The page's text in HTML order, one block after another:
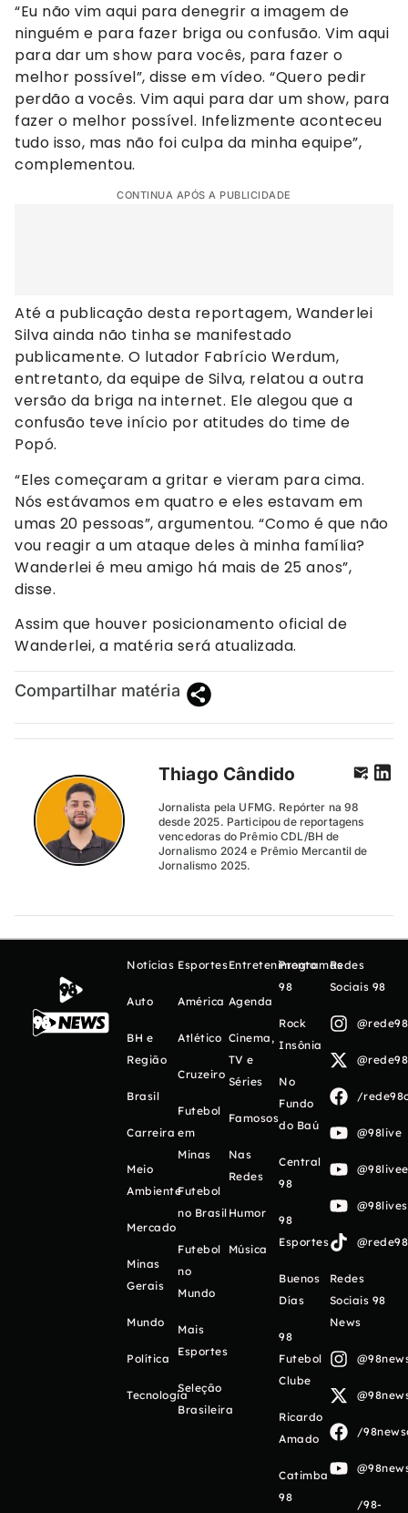
“Eu não vim aqui para denegrir a imagem de
ninguém e para fazer briga ou confusão. Vim aqui
para dar um show para vocês, para fazer o
melhor possível”, disse em vídeo. “Quero pedir
perdão a vocês. Vim aqui para dar um show, para
fazer o melhor possível. Infelizmente aconteceu
tudo isso, mas não foi culpa da minha equipe”,
complementou.
CONTINUA APÓS A PUBLICIDADE
Até a publicação desta reportagem, Wanderlei
Silva ainda não tinha se manifestado
publicamente. O lutador Fabrício Werdum,
entretanto, da equipe de Silva, relatou a outra
versão da briga na internet. Ele alegou que a
confusão teve início por atitudes do time de
Popó.
“Eles começaram a gritar e vieram para cima.
Nós estávamos em quatro e eles estavam em
umas 20 pessoas”, argumentou. “Como é que não
vou reagir a um ataque deles à minha família?
Wanderlei é meu amigo há mais de 25 anos”,
disse.
Assim que houver posicionamento oficial de
Wanderlei, a matéria será atualizada.
Compartilhar matéria
Thiago Cândido
Jornalista pela UFMG. Repórter na 98
desde 2025. Participou de reportagens
vencedoras do Prêmio CDL/BH de
Jornalismo 2024 e Prêmio Mercantil de
Jornalismo 2025.
Notícias
Auto
BH e
Região
Brasil
Carreira
Meio
Ambiente
Mercado
Minas
Gerais
Mundo
Política
Tecnologia
Esportes
América
Atlético
Cruzeiro
Futebol
em
Minas
Futebol
no Brasil
Futebol
no
Mundo
Mais
Esportes
Seleção
Brasileira
Entretenimento
Agenda
Cinema,
TV e
Séries
Famosos
Nas
Redes
Humor
Música
Programas
98
Rock
Insônia
No
Fundo
do Baú
Central
98
98
Esportes
Buenos
Días
98
Futebol
Clube
Ricardo
Amado
Catimba
98
Redes
Sociais 98
/
@98live
Redes
Sociais 98
News
/
/98-